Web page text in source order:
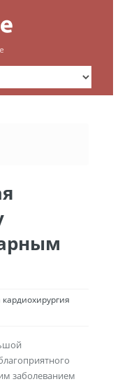
заболеванием